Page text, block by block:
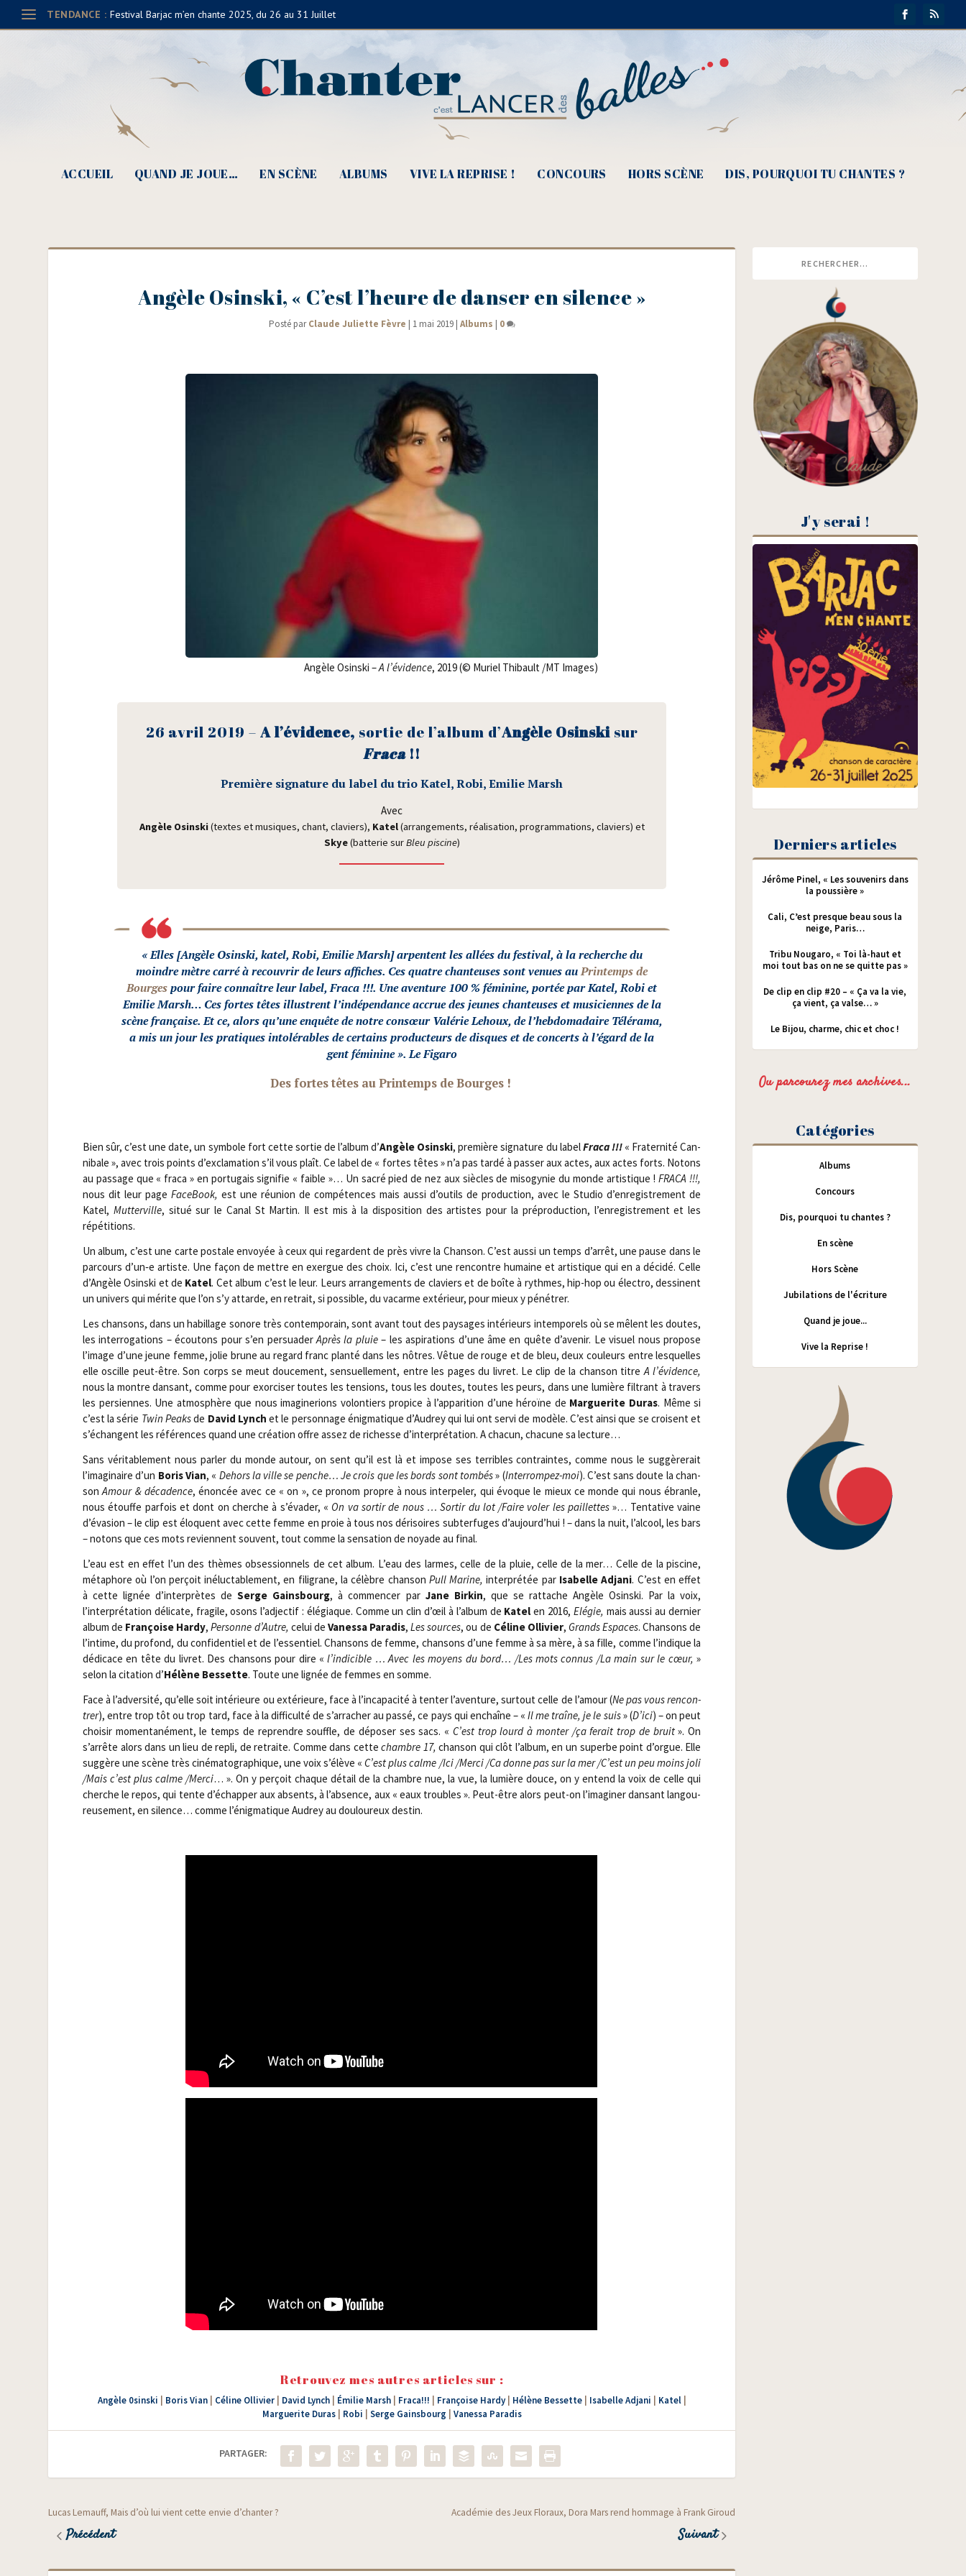
TENDANCE : Festival Barjac m’en chante 2025, du 26 au 31 Juillet
ACCUEIL QUAND JE JOUE… EN SCÈNE ALBUMS VIVE LA REPRISE ! CONCOURS HORS SCÈNE DIS, POURQUOI TU CHANTES ?
Angèle Osinski, « C’est l’heure de danser en silence »
Posté parClaude Juliette Fèvre | 1 mai 2019| Albums | 0
Angèle Osins­ki –A l’évidence, 2019 (© Muriel Thi­bault /​MT Images)
26 avril 2019 – A l’évidence, sor­tie de l’al­bum d’Angèle Osins­ki sur
Fra­ca!!
Pre­mière signa­ture du label du trio Katel, Robi, Emi­lie Marsh
Avec
Angèle Osins­ki(textes et musiques, chant, cla­viers), Katel(arran­ge­ments, réa­li­sa­tion, pro­gram­ma­tions, cla­viers) et
Skye(bat­te­rie surBleu pis­cine)
« Elles [Angèle Osins­ki, katel, Robi, Emi­lie Marsh] arpentent les allées du fes­ti­val, à la recherche du
moindre mètre car­ré à recou­vrir de leurs affiches. Ces quatre chan­teuses sont venues auPrin­temps de
Bourgespour faire connaître leur label,Fra­ca !!!. Une aven­ture 100 % fémi­nine, por­tée par Katel, Robi et
Emi­lie Marsh… Ces fortes têtes illus­trent l’indépendance accrue des jeunes chan­teuses et musi­ciennes de la
scène fran­çaise. Et ce, alors qu’une enquête de notre consœurValé­rie Lehoux, de l’hebdomadaireTélé­ra­ma,
a mis un jour les pra­tiques into­lé­rables de cer­tains pro­duc­teurs de disques et de concerts à l’égard de la
gent fémi­nine ». Le Figaro
Des fortes têtes au Prin­temps de Bourges !
Bien sûr, c’est une date, un sym­bole fort cette sor­tie de l’album d’Angèle Osins­ki, pre­mière signa­ture du labelFra­ca !!! « Fra­ter­ni­té Can­
ni­bale », avec trois points d’exclamation s’il vous plaît. Ce label de « fortes têtes » n’a pas tar­dé à pas­ser aux actes, aux actes forts. Notons
au pas­sage que « fra­ca » en por­tu­gais signi­fie « faible »… Un sacré pied de nez aux siècles de miso­gy­nie du monde artis­tique !FRACA !!!,
nous dit leur page Face­Book, est une réunion de com­pé­tences mais aus­si d’ou­tils de pro­duc­tion, avec le Stu­dio d’en­re­gis­tre­ment de
Katel, Mut­ter­ville, situé sur le Canal St Mar­tin. Il est mis à la dis­po­si­tion des artistes pour la pré­pro­duc­tion, l’en­re­gis­tre­ment et les
répétitions.
Un album, c’est une carte pos­tale envoyée à ceux qui regardent de près vivre la Chan­son. C’est aus­si un temps d’arrêt, une pause dans le
par­cours d’un‑e artiste. Une façon de mettre en exergue des choix. Ici, c’est une ren­contre humaine et artis­tique qui en a déci­dé. Celle
d’Angèle Osins­ki et de Katel. Cet album c’est le leur. Leurs arran­ge­ments de cla­viers et de boîte à rythmes, hip-hop ou élec­tro, des­sinent
un uni­vers qui mérite que l’on s’y attarde, en retrait, si pos­sible, du vacarme exté­rieur, pour mieux y pénétrer.
Les chan­sons, dans un habillage sonore très contem­po­rain, sont avant tout des pay­sages inté­rieurs intem­po­rels où se mêlent les doutes,
les inter­ro­ga­tions – écou­tons pour s’en per­sua­derAprès la pluie– les aspi­ra­tions d’une âme en quête d’avenir. Le visuel nous pro­pose
l’image d’une jeune femme, jolie brune au regard franc plan­té dans les nôtres. Vêtue de rouge et de bleu, deux cou­leurs entre les­quelles
elle oscille peut-être. Son corps se meut dou­ce­ment, sen­suel­le­ment, entre les pages du livret. Le clip de la chan­son titre A l’évidence,
nous la montre dan­sant, comme pour exor­ci­ser toutes les ten­sions, tous les doutes, toutes les peurs, dans une lumière fil­trant à tra­vers
les per­siennes. Une atmo­sphère que nous ima­gi­ne­rions volon­tiers pro­pice à l’apparition d’une héroïne de Mar­gue­rite Duras. Même si
c’est la série Twin Peaksde David Lynch et le per­son­nage énig­ma­tique d’Audrey qui lui ont ser­vi de modèle. C’est ain­si que se croisent et
s’échangent les réfé­rences quand une créa­tion offre assez de richesse d’interprétation. A cha­cun, cha­cune sa lecture…
Sans véri­ta­ble­ment nous par­ler du monde autour, on sent qu’il est là et impose ses ter­ribles contraintes, comme nous le sug­gè­re­rait
l’imaginaire d’un Boris Vian, « Dehors la ville se penche… Je crois que les bords sont tom­bés» (Inter­rom­pez-moi). C’est sans doute la chan­
sonAmour & déca­dence, énon­cée avec ce « on », ce pro­nom propre à nous inter­pe­ler, qui évoque le mieux ce monde qui nous ébranle,
nous étouffe par­fois et dont on cherche à s’évader, « On va sor­tir de nous … Sor­tir du lot /​Faire voler les paillettes »… Ten­ta­tive vaine
d’évasion – le clip est élo­quent avec cette femme en proie à tous nos déri­soires sub­ter­fuges d’aujourd’hui ! – dans la nuit, l’alcool, les bars
– notons que ces mots reviennent sou­vent, tout comme la sen­sa­tion de noyade au final.
L’eau est en effet l’un des thèmes obses­sion­nels de cet album. L’eau des larmes, celle de la pluie, celle de la mer… Celle de la pis­cine,
méta­phore où l’on per­çoit iné­luc­ta­ble­ment, en fili­grane, la célèbre chan­son Pull Marine, inter­pré­tée par Isa­belle Adja­ni. C’est en effet
à cette lignée d’interprètes deSerge Gains­bourg, à com­men­cer par Jane Bir­kin, que se rat­tache Angèle Osins­ki. Par la voix,
l’interprétation déli­cate, fra­gile, osons l’adjectif : élé­giaque. Comme un clin d’œil à l’album de Katel en 2016, Elé­gie, mais aus­si au der­nier
album de Fran­çoise Har­dy,Per­sonne d’Autre, celui de Vanes­sa Para­dis,Les sources, ou de Céline Olli­vier, Grands Espaces. Chan­sons de
l’intime, du pro­fond, du confi­den­tiel et de l’essentiel. Chan­sons de femme, chan­sons d’une femme à sa mère, à sa fille, comme l’indique la
dédi­cace en tête du livret. Des chan­sons pour dire «l’indicible … Avec les moyens du bord… /​Les mots connus /​La main sur le cœur, »
selon la cita­tion d’Hélène Bes­sette. Toute une lignée de femmes en somme.
Face à l’adversité, qu’elle soit inté­rieure ou exté­rieure, face à l’incapacité à ten­ter l’aventure, sur­tout celle de l’amour (Ne pas vous ren­con­
trer), entre trop tôt ou trop tard, face à la dif­fi­cul­té de s’arracher au pas­sé, ce pays qui enchaîne – «Il me traîne, je le suis» (D’ici) – on peut
choi­sir momen­ta­né­ment, le temps de reprendre souffle, de dépo­ser ses sacs. « C’est trop lourd à mon­ter /​ça ferait trop de bruit». On
s’arrête alors dans un lieu de repli, de retraite. Comme dans cettechambre 17, chan­son qui clôt l’album, en un superbe point d’orgue. Elle
sug­gère une scène très ciné­ma­to­gra­phique, une voix s’élève «C’est plus calme /​Ici /​Mer­ci /​Ca donne pas sur la mer /​C’est un peu moins joli
/​Mais c’est plus calme /​Mer­ci… ». On y per­çoit chaque détail de la chambre nue, la vue, la lumière douce, on y entend la voix de celle qui
cherche le repos, qui tente d’échapper aux absents, à l’absence, aux « eaux troubles ». Peut-être alors peut-on l’imaginer dan­sant lan­gou­
reu­se­ment, en silence… comme l’énigmatique Audrey au dou­lou­reux destin.
Retrouvez mes autres articles sur :
Angèle 0sinski Boris Vian| Céline Ollivier| David Lynch| Émilie Marsh| Fraca!!! Françoise Hardy| Hélène Bessette| Isabelle Adjani Katel|
Marguerite Duras| Robi Serge Gainsbourg Vanessa Paradis
PARTAGER:
Lucas Lemauff, Mais d’où lui vient cette envie d’chanter ?
Précédent
Académie des Jeux Floraux, Dora Mars rend hommage à Frank Giroud
Suivant
J'y serai !
Derniers articles
Jérôme Pinel, « Les souvenirs dans
la poussière »
Cali, C’est presque beau sous la
neige, Paris…
Tribu Nougaro, « Toi là-haut et
moi tout bas on ne se quitte pas »
De clip en clip #20 – « Ça va la vie,
ça vient, ça valse… »
Le Bijou, charme, chic et choc !
Ou parcourez mes archives...
Catégories
Albums
Concours
Dis, pourquoi tu chantes ?
En scène
Hors Scène
Jubilations de l'écriture
Quand je joue...
Vive la Reprise !